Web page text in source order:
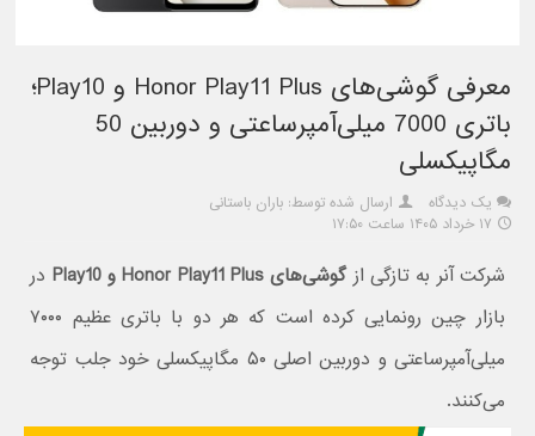
معرفی گوشی‌های Honor Play11 Plus و Play10؛
باتری 7000 میلی‌آمپرساعتی و دوربین 50
مگاپیکسلی
یک دیدگاه
ارسال شده توسط: باران باستانی
۱۷ خرداد ۱۴۰۵ ساعت ۱۷:۵۰
شرکت آنر به تازگی ازگوشی‌های Honor Play11 Plus و Play10
در
بازار چین رونمایی کرده است که هر دو با باتری عظیم ۷۰۰۰
میلی‌آمپرساعتی و دوربین اصلی ۵۰ مگاپیکسلی خود جلب توجه
می‌کنند.